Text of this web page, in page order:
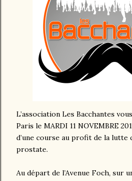
L’association Les Bacchantes
Paris le MARDI 11 NOVEMBRE
d’une course au profit de la lutte
prostate.
Au départ de l’Avenue Foch, sur